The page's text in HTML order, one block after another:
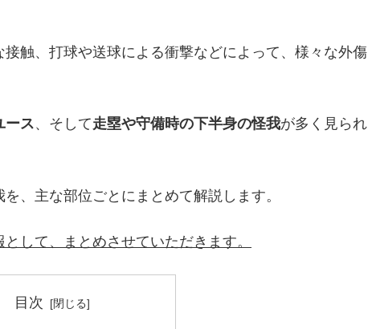
触、打球や送球による衝撃などによって、様々な外傷
ース、そして走塁や守備時の下半身の怪我が多く見られ
、主な部位ごとにまとめて解説します。
して、まとめさせていただきます。
目次